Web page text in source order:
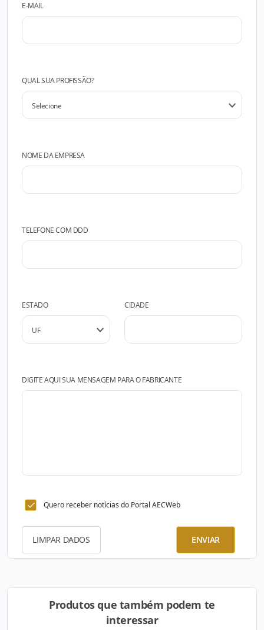
E-MAIL
QUAL SUA PROFISSÃO?
NOME DA EMPRESA
TELEFONE COM DDD
ESTADO CIDADE
DIGITE AQUI SUA MENSAGEM PARA O FABRICANTE
Quero receber notícias do Portal AECWeb
LIMPAR DADOS ENVIAR
Produtos que também podem te
interessar